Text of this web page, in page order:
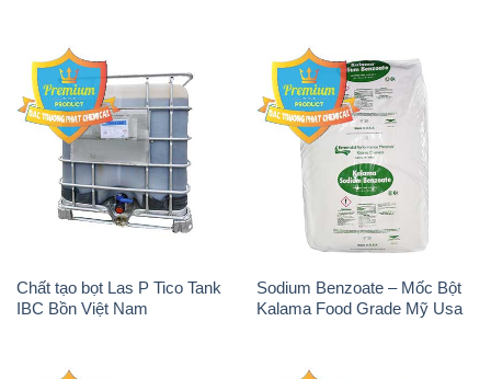
Chất tạo bọt Las P Tico Tank
IBC Bồn Việt Nam
Sodium Benzoate – Mốc Bột
Kalama Food Grade Mỹ Usa